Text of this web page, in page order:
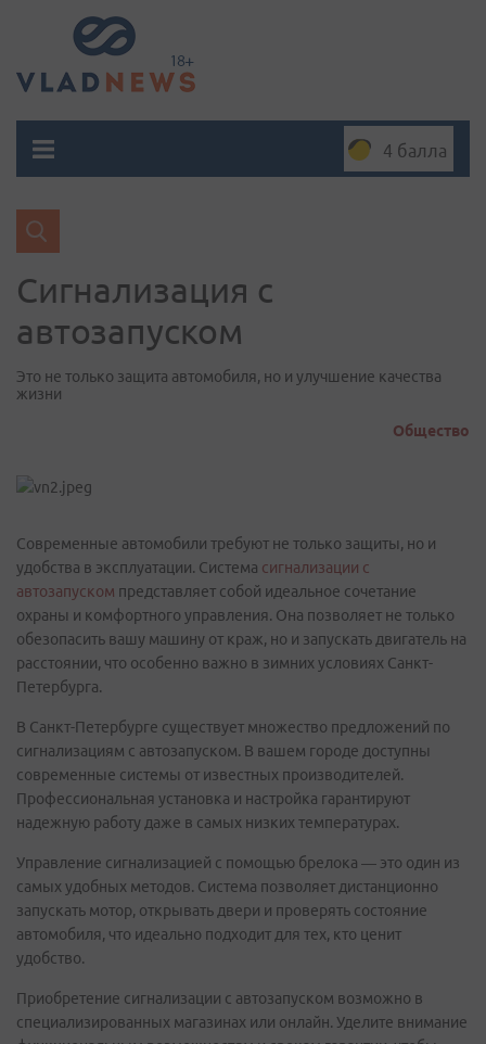
4 балла
Сигнализация с
автозапуском
Это не только защита автомобиля, но и улучшение качества
жизни
Общество
Современные автомобили требуют не только защиты, но и
удобства в эксплуатации. Система сигнализации с
автозапуском представляет собой идеальное сочетание
охраны и комфортного управления. Она позволяет не только
обезопасить вашу машину от краж, но и запускать двигатель на
расстоянии, что особенно важно в зимних условиях Санкт-
Петербурга.
В Санкт-Петербурге существует множество предложений по
сигнализациям с автозапуском. В вашем городе доступны
современные системы от известных производителей.
Профессиональная установка и настройка гарантируют
надежную работу даже в самых низких температурах.
Управление сигнализацией с помощью брелока — это один из
самых удобных методов. Система позволяет дистанционно
запускать мотор, открывать двери и проверять состояние
автомобиля, что идеально подходит для тех, кто ценит
удобство.
Приобретение сигнализации с автозапуском возможно в
специализированных магазинах или онлайн. Уделите внимание